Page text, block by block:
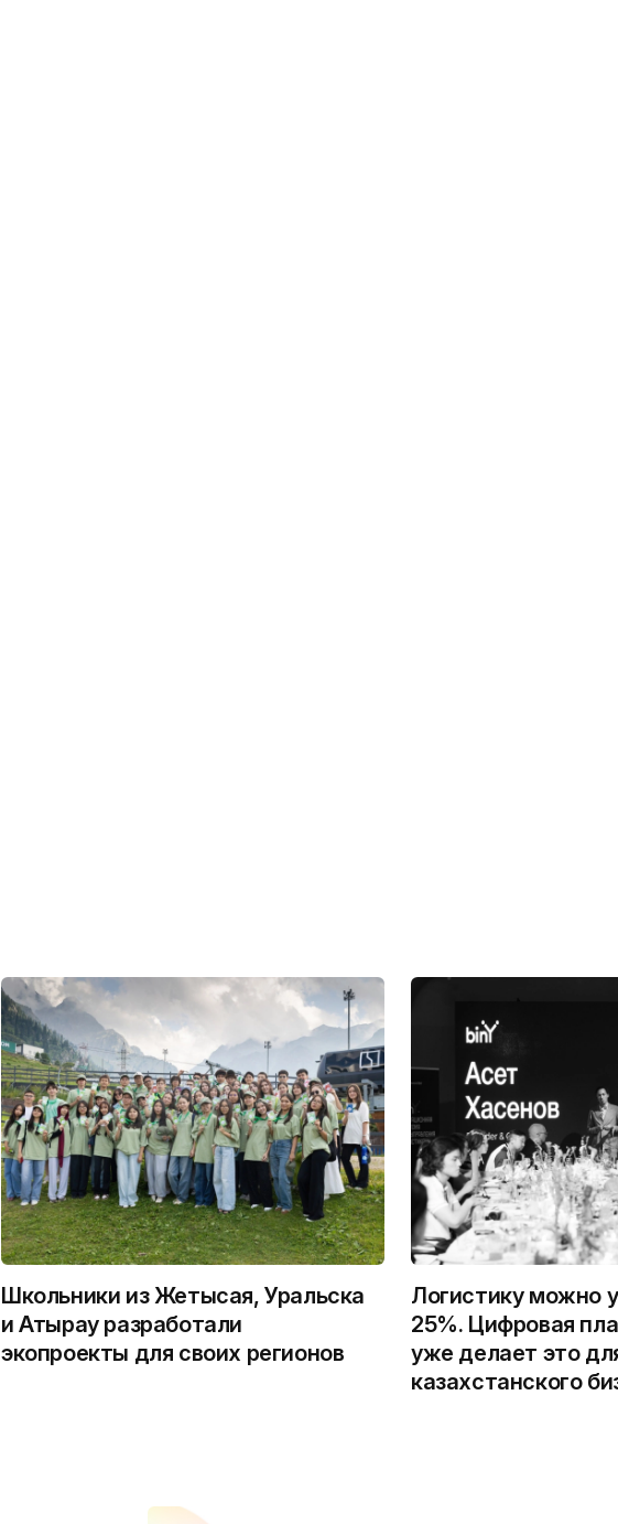
Школьники из Жетысая, Уральска
и Атырау разработали
экопроекты для своих регионов
Логистику можно
25%. Цифровая
уже делает это
казахстанского